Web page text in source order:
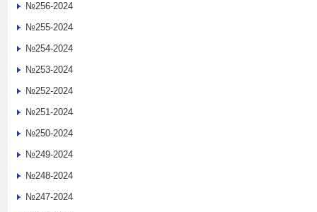
№256-2024
№255-2024
№254-2024
№253-2024
№252-2024
№251-2024
№250-2024
№249-2024
№248-2024
№247-2024